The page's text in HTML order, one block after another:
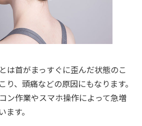
は首がまっすぐに歪んだ状態のこ
り、頭痛などの原因にもなります。
ン作業やスマホ操作によって急増
す。